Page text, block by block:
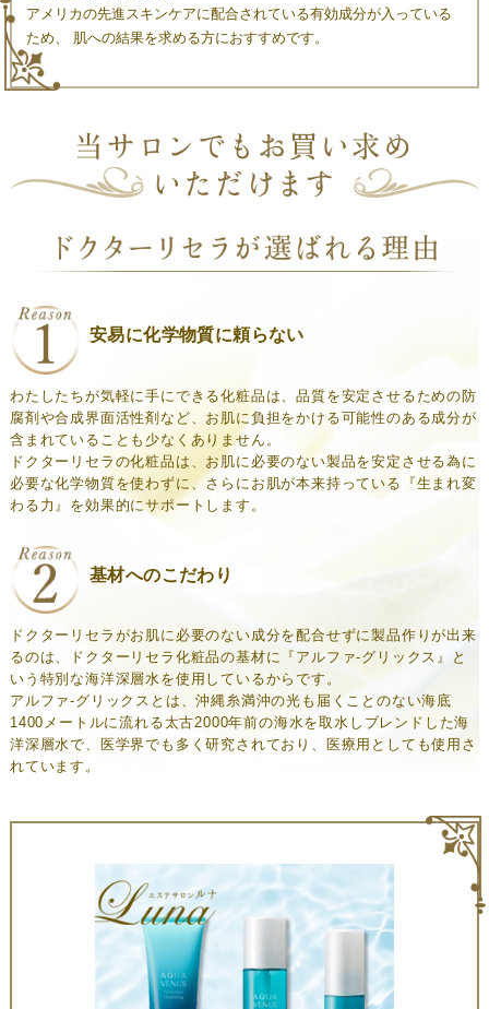
アメリカの先進スキンケアに配合されている有効成分が入っている
ため、 肌への結果を求める方におすすめです。
安易に化学物質に頼らない
わたしたちが気軽に手にできる化粧品は、品質を安定させるための防
腐剤や合成界面活性剤など、お肌に負担をかける可能性のある成分が
含まれていることも少なくありません。
ドクターリセラの化粧品は、お肌に必要のない製品を安定させる為に
必要な化学物質を使わずに、さらにお肌が本来持っている『生まれ変
わる力』を効果的にサポートします。
基材へのこだわり
ドクターリセラがお肌に必要のない成分を配合せずに製品作りが出来
るのは、ドクターリセラ化粧品の基材に『アルファ-グリックス』と
いう特別な海洋深層水を使用しているからです。
アルファ-グリックスとは、沖縄糸満沖の光も届くことのない海底
1400メートルに流れる太古2000年前の海水を取水しブレンドした海
洋深層水で、医学界でも多く研究されており、医療用としても使用さ
れています。